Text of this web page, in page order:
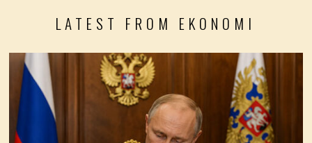
LATEST FROM EKONOMI